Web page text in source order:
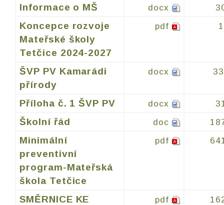
Informace o MŠ docx
Koncepce rozvoje
Mateřské školy
Tetčice 2024-2027
pdf
ŠVP PV Kamarádi
přírody
docx
Příloha č. 1 ŠVP PV docx
Školní řád doc
Minimální
preventivní
program-Mateřská
škola Tetčice
pdf
SMĚRNICE KE
pdf